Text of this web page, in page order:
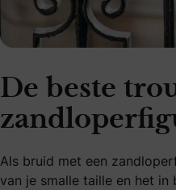
De beste
Als bruid met een
van je smalle taille en het in